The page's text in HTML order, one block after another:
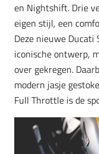
en Nightshift. Drie
eigen stijl, een
Deze nieuwe
iconische ontwerp,
over gekregen.
modern jasje
Full Throttle is de